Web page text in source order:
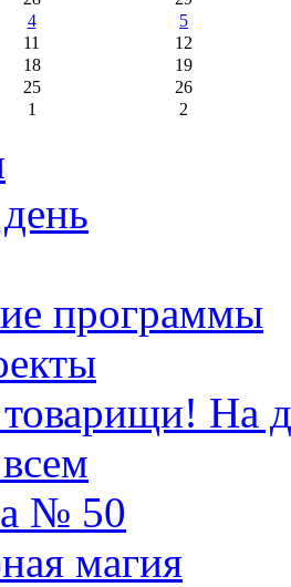
4
5
11
12
18
19
25
26
1 2
программы
На
№ 50
магия